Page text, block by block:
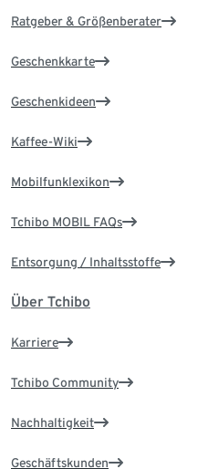
Ratgeber & Größenberater
Geschenkkarte
Geschenkideen
Kaffee-Wiki
Mobilfunklexikon
Tchibo MOBIL FAQs
Entsorgung / Inhaltsstoffe
Über Tchibo
Karriere
Tchibo Community
Nachhaltigkeit
Geschäftskunden